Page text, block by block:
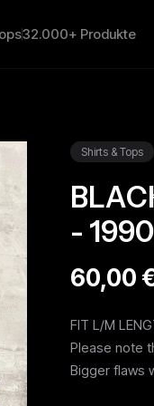
32.000+ Produkte
Shirts & Tops
-
60,00
FIT L/M
Please note
Bigger flaws